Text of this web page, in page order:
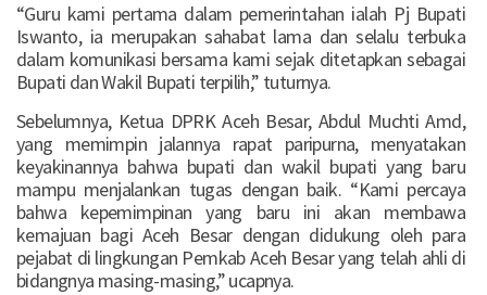
“Guru kami pertama dalam pemerintahan ialah Pj Bupati
Iswanto, ia merupakan sahabat lama dan selalu terbuka
dalam komunikasi bersama kami sejak ditetapkan sebagai
Bupati dan Wakil Bupati terpilih,” tuturnya.
Sebelumnya, Ketua DPRK Aceh Besar, Abdul Muchti Amd,
yang memimpin jalannya rapat paripurna, menyatakan
keyakinannya bahwa bupati dan wakil bupati yang baru
mampu menjalankan tugas dengan baik. “Kami percaya
bahwa kepemimpinan yang baru ini akan membawa
kemajuan bagi Aceh Besar dengan didukung oleh para
pejabat di lingkungan Pemkab Aceh Besar yang telah ahli di
bidangnya masing-masing,” ucapnya.